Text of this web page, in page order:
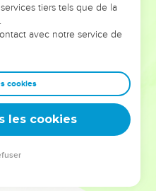
alors même que ce
façonnés.
et responsables
afin que leurs erreurs
guidiez un ministère, une
leur expérience est faite
tiers tels que de la
avec notre service de
cookies
les cookies